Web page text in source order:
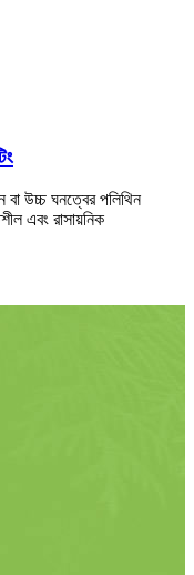
উচ্চ ঘনত্বের পলিথিন
এবং রাসায়নিক